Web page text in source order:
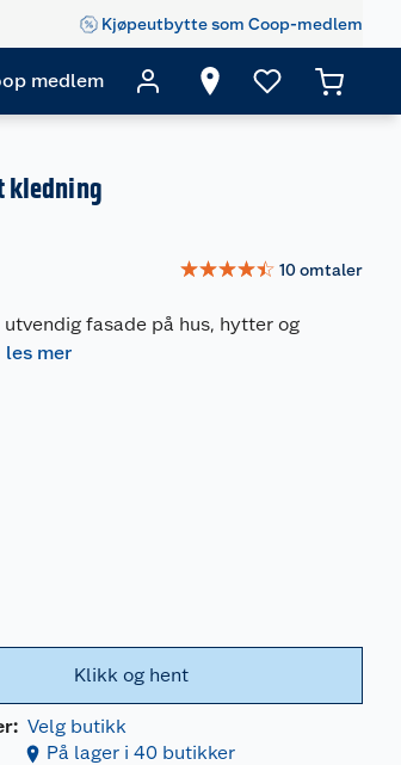
Kjøpeutbytte som Coop-medlem
medlem
kledning
☆☆☆☆☆ 10omtaler
fasade på hus, hytter og
les mer
Klikk og hent
Velg butikk
På lager i 40 butikker